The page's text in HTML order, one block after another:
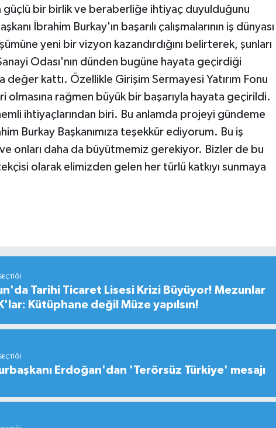
güçlü bir birlik ve beraberliğe ihtiyaç duyulduğunu
İbrahim Burkay'ın başarılı çalışmalarının iş dünyası
yeni bir vizyon kazandırdığını belirterek, şunları
Odası'nın dünden bugüne hayata geçirdiği
değer kattı. Özellikle Girişim Sermayesi Yatırım Fonu
olmasına rağmen büyük bir başarıyla hayata geçirildi.
ihtiyaçlarından biri. Bu anlamda projeyi gündeme
Burkay Başkanımıza teşekkür ediyorum. Bu iş
onları daha da büyütmemiz gerekiyor. Bizler de bu
olarak elimizden gelen her türlü katkıyı sunmaya
Tarihi Ticaret Lisesi Krizi Büyüyor! Mezunlar
Kütüphane değil Müze yapılsın!
Erdoğan'dan 'Terörsüz Türkiye' mesajı